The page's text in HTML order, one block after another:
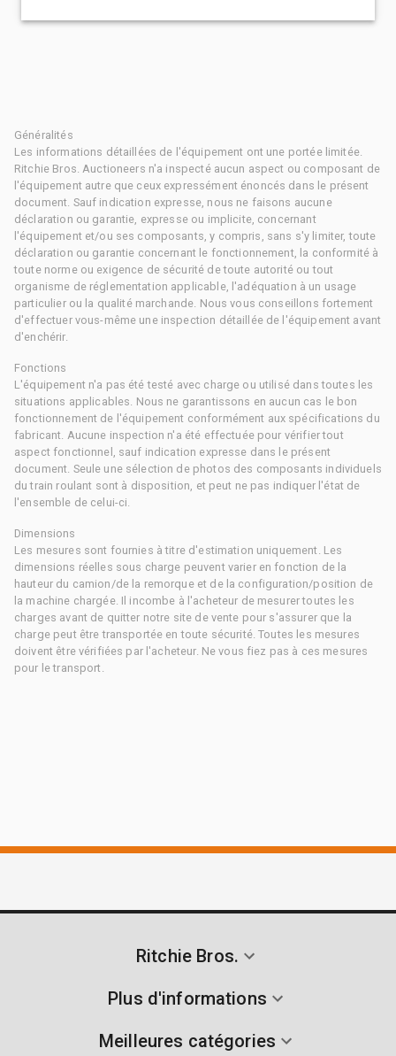
Généralités
Les informations détaillées de l'équipement ont une portée limitée.
Ritchie Bros. Auctioneers n'a inspecté aucun aspect ou composant de
l'équipement autre que ceux expressément énoncés dans le présent
document. Sauf indication expresse, nous ne faisons aucune
déclaration ou garantie, expresse ou implicite, concernant
l'équipement et/ou ses composants, y compris, sans s'y limiter, toute
déclaration ou garantie concernant le fonctionnement, la conformité à
toute norme ou exigence de sécurité de toute autorité ou tout
organisme de réglementation applicable, l'adéquation à un usage
particulier ou la qualité marchande. Nous vous conseillons fortement
d'effectuer vous-même une inspection détaillée de l'équipement avant
d'enchérir.
Fonctions
L'équipement n'a pas été testé avec charge ou utilisé dans toutes les
situations applicables. Nous ne garantissons en aucun cas le bon
fonctionnement de l'équipement conformément aux spécifications du
fabricant. Aucune inspection n'a été effectuée pour vérifier tout
aspect fonctionnel, sauf indication expresse dans le présent
document. Seule une sélection de photos des composants individuels
du train roulant sont à disposition, et peut ne pas indiquer l'état de
l'ensemble de celui-ci.
Dimensions
Les mesures sont fournies à titre d'estimation uniquement. Les
dimensions réelles sous charge peuvent varier en fonction de la
hauteur du camion/de la remorque et de la configuration/position de
la machine chargée. Il incombe à l'acheteur de mesurer toutes les
charges avant de quitter notre site de vente pour s'assurer que la
charge peut être transportée en toute sécurité. Toutes les mesures
doivent être vérifiées par l'acheteur. Ne vous fiez pas à ces mesures
pour le transport.
Ritchie Bros.
Plus d'informations
Meilleures catégories